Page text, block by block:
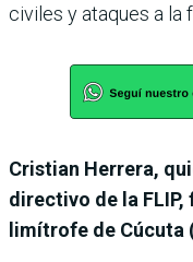
civiles y ataques a la
Cristian Herrera,
directivo de la
limítrofe de Cúcuta